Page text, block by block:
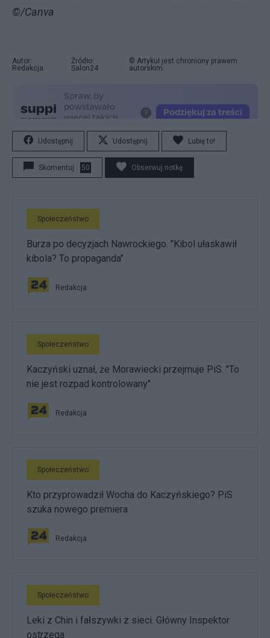
©/Canva
Autor:
Redakcja
Źródło:
Salon24
© Artykuł jest chroniony prawem
autorskim.
Udostępnij Udostępnij Lubię to!
Skomentuj 50 Obserwuj notkę
Społeczeństwo
Burza po decyzjach Nawrockiego. "Kibol ułaskawił
kibola? To propaganda"
Redakcja
Społeczeństwo
Kaczyński uznał, że Morawiecki przejmuje PiS. "To
nie jest rozpad kontrolowany"
Redakcja
Społeczeństwo
Kto przyprowadził Wocha do Kaczyńskiego? PiS
szuka nowego premiera
Redakcja
Społeczeństwo
Leki z Chin i fałszywki z sieci. Główny Inspektor
ostrzega